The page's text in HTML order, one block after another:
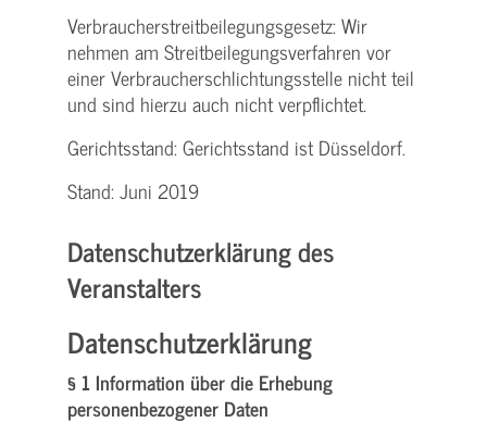
Verbraucher­streitbeilegungs­gesetz: Wir
nehmen am Streit­beilegungs­verfahren vor
einer Verbraucher­schlichtungs­stelle nicht teil
und sind hierzu auch nicht verpflichtet.
Gerichtsstand: Gerichtsstand ist Düsseldorf.
Stand: Juni 2019
Datenschutzerklärung des
Veranstalters
Datenschutzerklärung
§ 1 Information über die Erhebung
personenbezogener Daten